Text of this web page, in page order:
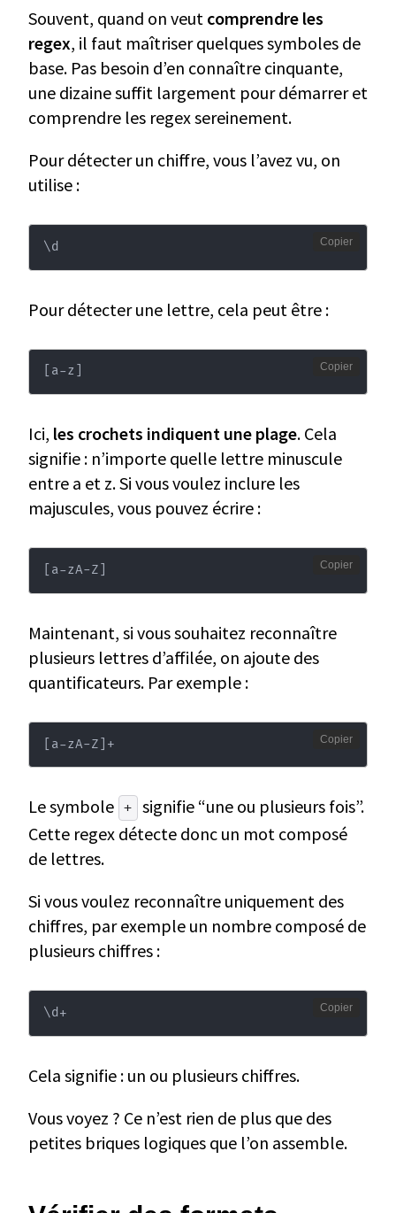
Souvent, quand on veut comprendre les
regex, il faut maîtriser quelques symboles de
base. Pas besoin d’en connaître cinquante,
une dizaine suffit largement pour démarrer et
comprendre les regex sereinement.
Pour détecter un chiffre, vous l’avez vu, on
utilise :
\d Copier
Pour détecter une lettre, cela peut être :
a-z Copier
Ici, les crochets indiquent une plage. Cela
signifie : n’importe quelle lettre minuscule
entre a et z. Si vous voulez inclure les
majuscules, vous pouvez écrire :
a-zA-Z Copier
Maintenant, si vous souhaitez reconnaître
plusieurs lettres d’affilée, on ajoute des
quantificateurs. Par exemple :
a-zA-Z + Copier
Le symbole +
signifie “une ou plusieurs fois”.
Cette regex détecte donc un mot composé
de lettres.
Si vous voulez reconnaître uniquement des
chiffres, par exemple un nombre composé de
plusieurs chiffres :
\d+ Copier
Cela signifie : un ou plusieurs chiffres.
Vous voyez ? Ce n’est rien de plus que des
petites briques logiques que l’on assemble.